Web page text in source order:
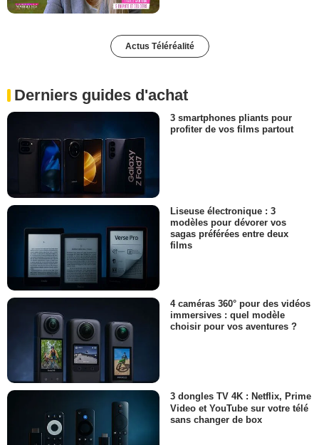
Actus Téléréalité
Derniers guides d'achat
3 smartphones pliants pour
profiter de vos films partout
Liseuse électronique : 3
modèles pour dévorer vos
sagas préférées entre deux
films
4 caméras 360° pour des vidéos
immersives : quel modèle
choisir pour vos aventures ?
3 dongles TV 4K : Netflix, Prime
Video et YouTube sur votre télé
sans changer de box